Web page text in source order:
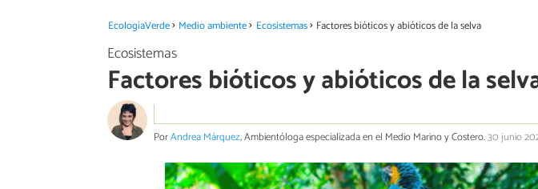
EcologíaVerde Medio ambiente Ecosistemas Factores bióticos y abióticos de la selva
Ecosistemas
Factores bióticos y abióticos de la
PorAndrea Márquez, Ambientóloga especializada en el Medio Marino y Costero.30 junio